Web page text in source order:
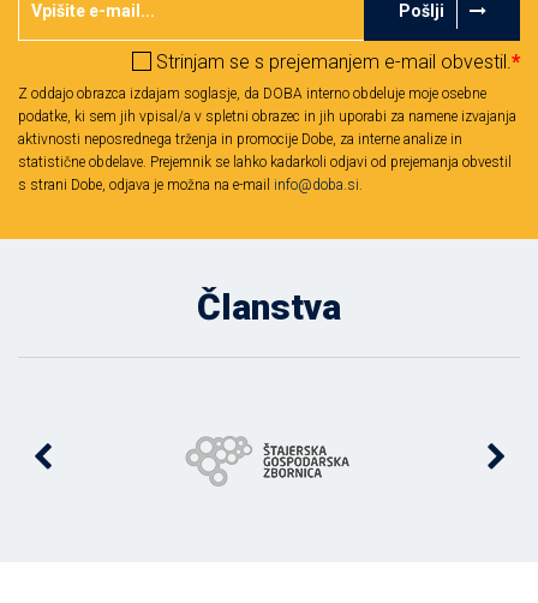
Pošlji
Strinjam se s prejemanjem e-mail obvestil.*
Z oddajo obrazca izdajam soglasje, da DOBA interno obdeluje moje osebne
podatke, ki sem jih vpisal/a v spletni obrazec in jih uporabi za namene izvajanja
aktivnosti neposrednega trženja in promocije Dobe, za interne analize in
statistične obdelave. Prejemnik se lahko kadarkoli odjavi od prejemanja obvestil
s strani Dobe, odjava je možna na e-mail info@doba.si.
Članstva